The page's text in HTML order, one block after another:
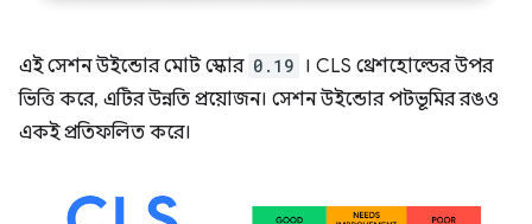
এই সেশন উইন্ডোর মোট স্কোর 0.19 । CLS থ্রেশহোল্ডের উপর
ভিত্তি করে, এটির উন্নতি প্রয়োজন। সেশন উইন্ডোর পটভূমির রঙও
একই প্রতিফলিত করে।